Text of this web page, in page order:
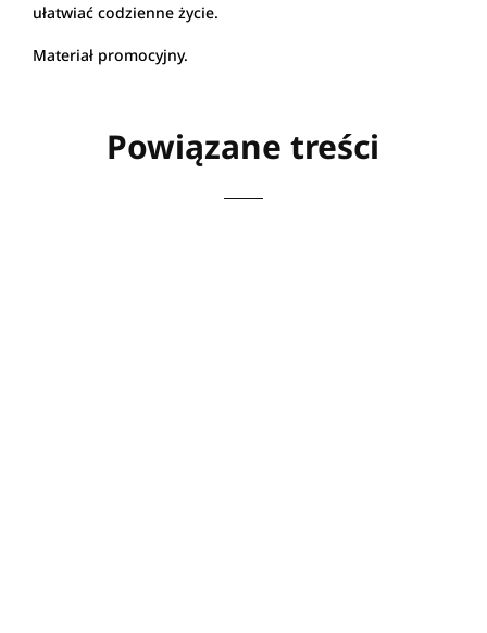
ułatwiać codzienne życie.
Materiał promocyjny.
Powiązane treści